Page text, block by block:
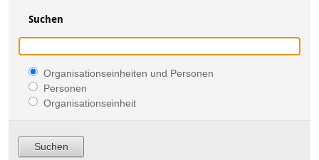
Suchen
Organisationseinheiten und Personen
Personen
Organisationseinheit